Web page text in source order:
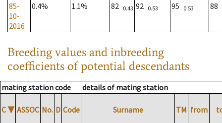
85-
10-
2016
0.4% 1.1% 82 0.43 92 0.53 95 0.53 88
Breeding values and inbreeding
coefficients of potential descendants
mating station code details of mating station
C ▼ ASSOC No. D Code Surname TM from